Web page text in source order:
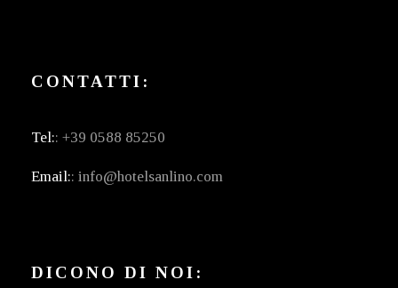
CONTATTI:
Tel:: +39 0588 85250
Email:: info@hotelsanlino.com
DICONO DI NOI: